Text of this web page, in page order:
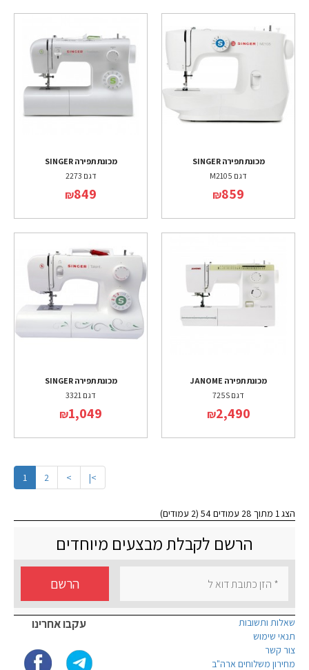
מכונת תפירה SINGER
דגם M2105
₪859
מכונת תפירה SINGER
דגם 2273
₪849
מכונת תפירה JANOME
דגם 725S
₪2,490
מכונת תפירה SINGER
דגם 3321
₪1,049
1 2 > >|
הצג 1 מתוך 28 עמודים 54 (2 עמודים)
הרשם לקבלת מבצעים מיוחדים
הרשם
עקבו אחרינו
שאלות ותשובות
תנאי שימוש
צור קשר
מחירון משלוחים ארה"ב